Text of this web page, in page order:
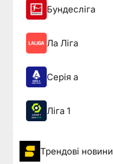
Бундесліга
Ла Ліга
Серія а
Ліга 1
Трендові новини